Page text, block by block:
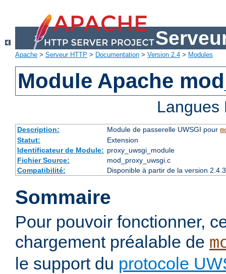
Apache > Serveur HTTP > Documentation > Version 2.4 > Modules
Module Apache
Description: Module de passerelle UWSGI pour
Statut:
Extension
Identificateur de Module: proxy_uwsgi_module
Fichier Source:
mod_proxy_uwsgi.c
Compatibilité:
Disponible à partir de la version
Sommaire
Pour pouvoir fonctionner,
chargement préalable de
le support du protocole